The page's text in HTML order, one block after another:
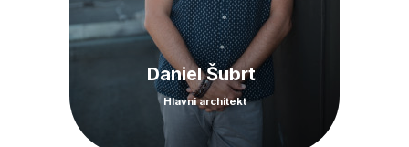
Daniel Šubrt
Hlavni architekt